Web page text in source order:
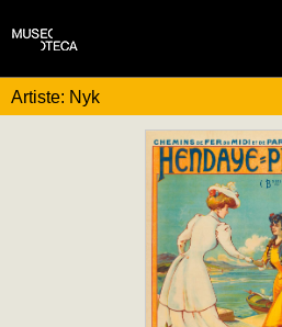
Artiste: Nyk